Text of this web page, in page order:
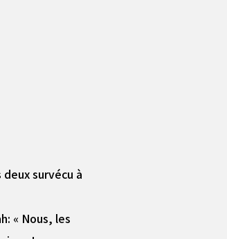
survécu à
« Nous, les